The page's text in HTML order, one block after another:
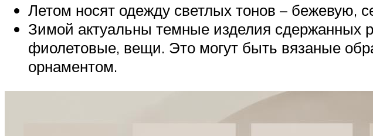
Летом носят одежду светлых тонов – бежевую,
Зимой актуальны темные изделия сдержанных
фиолетовые, вещи. Это могут быть вязаные
орнаментом.